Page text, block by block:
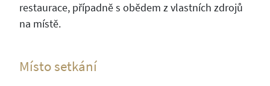
restaurace, případně s obědem z vlastních zdrojů
na místě.
Místo setkání